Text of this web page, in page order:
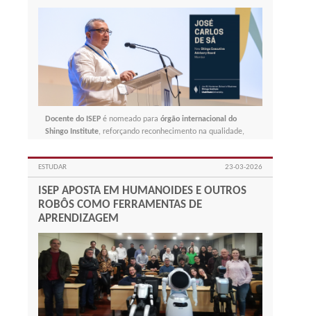
Docente do ISEP é nomeado para órgão internacional do
Shingo Institute, reforçando reconhecimento na qualidade,
ESTUDAR 23-03-2026
ISEP APOSTA EM HUMANOIDES E OUTROS
ROBÔS COMO FERRAMENTAS DE
APRENDIZAGEM